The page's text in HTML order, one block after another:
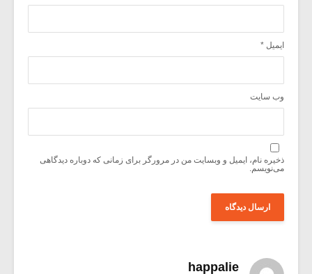
ایمیل *
وب‌ سایت
ذخیره نام، ایمیل و وبسایت من در مرورگر برای زمانی که دوباره دیدگاهی
می‌نویسم.
happalie